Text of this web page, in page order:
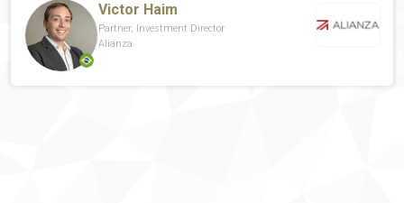
Victor Haim
Partner, Investment Director
Alianza